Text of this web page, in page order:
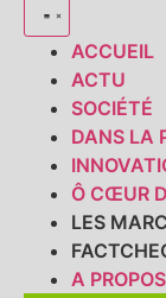
ACCUEIL
ACTU
SOCIÉTÉ
DANS LA
Ô CŒUR
LES
A